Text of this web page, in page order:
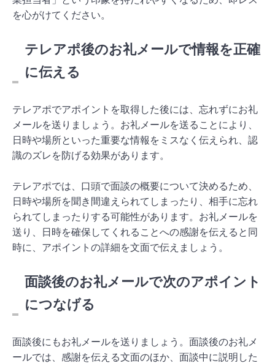
を心がけてください。
テレアポ後のお礼メールで情報を正確
に伝える
テレアポでアポイントを取得した後には、忘れずにお礼
メールを送りましょう。お礼メールを送ることにより、
日時や場所といった重要な情報をミスなく伝えられ、認
識のズレを防げる効果があります。
テレアポでは、口頭で面談の概要について決めるため、
日時や場所を聞き間違えられてしまったり、相手に忘れ
られてしまったりする可能性があります。お礼メールを
送り、日時を確保してくれることへの感謝を伝えると同
時に、アポイントの詳細を文面で伝えましょう。
面談後のお礼メールで次のアポイント
につなげる
面談後にもお礼メールを送りましょう。面談後のお礼メ
ールでは、感謝を伝える文面のほか、面談中に説明した